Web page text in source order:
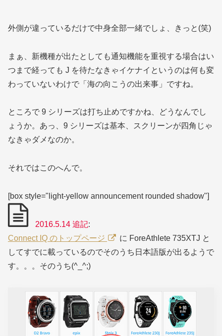
外側が違っているだけで中身全部一緒でしょ、きっと(笑)
まぁ、新機種が出たとしても通知機能を重視する場合はい
つまで経っても J を待たなきゃイケナイというのは何も変
わっていないわけで「海の向こうの出来事」ですね。
ところで 9 シリーズは打ち止めですかね、どうなんでし
ょうか。あっ、9 シリーズは基本、スクリーンが四角じゃ
なきゃダメなのか。
それではこのへんで。
[box style="light-yellow announcement rounded shadow"]
2016.5.14 追記:
Connect IQ のトップページ
に ForeAthlete 735XTJ と
してすでに載っているのでそのうち日本語版が出るようで
す。。。そのうち(^_^;)